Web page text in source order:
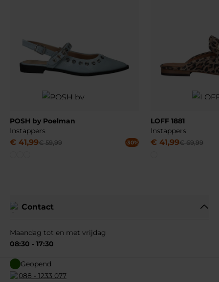
POSH by Poelman
Instappers
€ 41,99€ 59,99 -30%
LOFF 1881
Instappers
€ 41,99€ 69,99
Contact
Maandag tot en met vrijdag
08:30 - 17:30
Geopend
088 - 1233 077